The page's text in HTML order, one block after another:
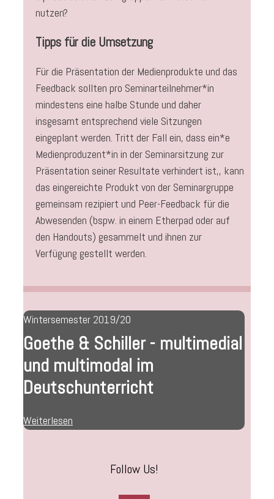
nutzen?
Tipps für die Umsetzung
Für die Präsentation der Medienprodukte und das
Feedback sollten pro Seminarteilnehmer*in
mindestens eine halbe Stunde und daher
insgesamt entsprechend viele Sitzungen
eingeplant werden. Tritt der Fall ein, dass ein*e
Medienproduzent*in in der Seminarsitzung zur
Präsentation seiner Resultate verhindert ist,, kann
das eingereichte Produkt von der Seminargruppe
gemeinsam rezipiert und Peer-Feedback für die
Abwesenden (bspw. in einem Etherpad oder auf
den Handouts) gesammelt und ihnen zur
Verfügung gestellt werden.
Wintersemester 2019/20
Goethe & Schiller - multimedial
und multimodal im
Deutschunterricht
Weiterlesen
Follow Us!